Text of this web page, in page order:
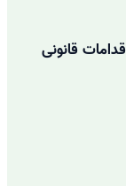
قانونی